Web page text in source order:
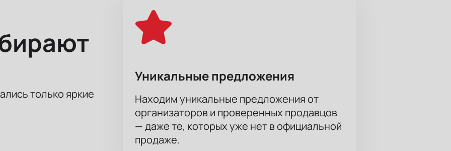
только яркие
Уникальные предложения
Находим уникальные предложения от
организаторов и проверенных продавцов
— даже те, которых уже нет в официальной
продаже.